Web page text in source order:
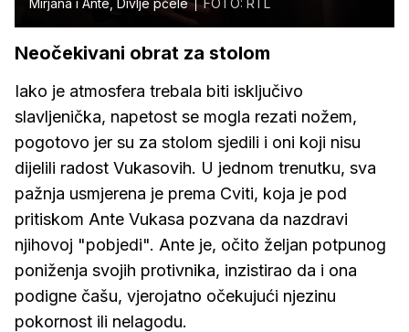
Mirjana i Ante, Divlje pčele FOTO: RTL
Neočekivani obrat za stolom
Iako je atmosfera trebala biti isključivo
slavljenička, napetost se mogla rezati nožem,
pogotovo jer su za stolom sjedili i oni koji nisu
dijelili radost Vukasovih. U jednom trenutku, sva
pažnja usmjerena je prema Cviti, koja je pod
pritiskom Ante Vukasa pozvana da nazdravi
njihovoj "pobjedi". Ante je, očito željan potpunog
poniženja svojih protivnika, inzistirao da i ona
podigne čašu, vjerojatno očekujući njezinu
pokornost ili nelagodu.